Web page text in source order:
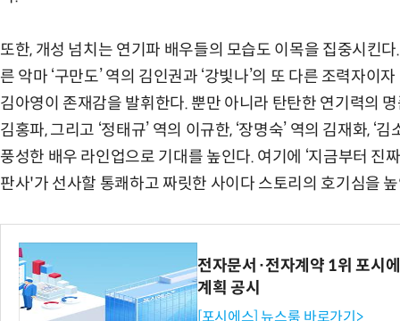
또한, 개성 넘치는 연기파 배우들의 모습도 이목을 집중시킨다
른 악마 ‘구만도’ 역의 김인권과 ‘강빛나’의 또 다른 조력자이
김아영이 존재감을 발휘한다. 뿐만 아니라 탄탄한 연기력의 명
김홍파, 그리고 ‘정태규’ 역의 이규한, ‘장명숙’ 역의 김재화, ‘
풍성한 배우 라인업으로 기대를 높인다. 여기에 ‘지금부터 진
판사'가 선사할 통쾌하고 짜릿한 사이다 스토리의 호기심을
전자문서·전자계약 1위 포시
계획 공시
[포시에스] 뉴스룸 바로가기>